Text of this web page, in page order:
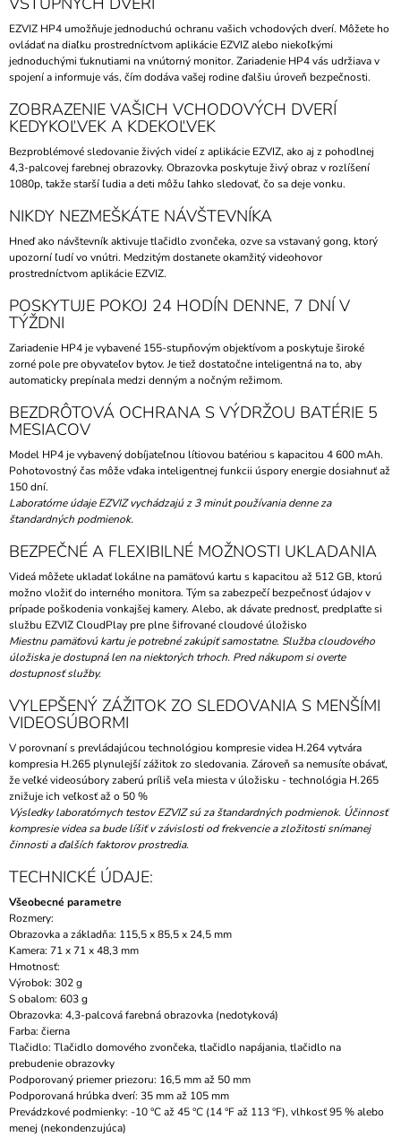
EZVIZ HP4 umožňuje jednoduchú ochranu vašich vchodových dverí. Môžete ho
ovládať na diaľku prostredníctvom aplikácie EZVIZ alebo niekoľkými
jednoduchými ťuknutiami na vnútorný monitor. Zariadenie HP4 vás udržiava v
spojení a informuje vás, čím dodáva vašej rodine ďalšiu úroveň bezpečnosti.
ZOBRAZENIE VAŠICH VCHODOVÝCH DVERÍ
KEDYKOĽVEK A KDEKOĽVEK
Bezproblémové sledovanie živých videí z aplikácie EZVIZ, ako aj z pohodlnej
4,3-palcovej farebnej obrazovky. Obrazovka poskytuje živý obraz v rozlíšení
1080p, takže starší ľudia a deti môžu ľahko sledovať, čo sa deje vonku.
NIKDY NEZMEŠKÁTE NÁVŠTEVNÍKA
Hneď ako návštevník aktivuje tlačidlo zvončeka, ozve sa vstavaný gong, ktorý
upozorní ľudí vo vnútri. Medzitým dostanete okamžitý videohovor
prostredníctvom aplikácie EZVIZ.
POSKYTUJE POKOJ 24 HODÍN DENNE, 7 DNÍ V
TÝŽDNI
Zariadenie HP4 je vybavené 155-stupňovým objektívom a poskytuje široké
zorné pole pre obyvateľov bytov. Je tiež dostatočne inteligentná na to, aby
automaticky prepínala medzi denným a nočným režimom.
BEZDRÔTOVÁ OCHRANA S VÝDRŽOU BATÉRIE 5
MESIACOV
Model HP4 je vybavený dobíjateľnou lítiovou batériou s kapacitou 4 600 mAh.
Pohotovostný čas môže vďaka inteligentnej funkcii úspory energie dosiahnuť až
150 dní.
Laboratórne údaje EZVIZ vychádzajú z 3 minút používania denne za
štandardných podmienok.
BEZPEČNÉ A FLEXIBILNÉ MOŽNOSTI UKLADANIA
Videá môžete ukladať lokálne na pamäťovú kartu s kapacitou až 512 GB, ktorú
možno vložiť do interného monitora. Tým sa zabezpečí bezpečnosť údajov v
prípade poškodenia vonkajšej kamery. Alebo, ak dávate prednosť, predplaťte si
službu EZVIZ CloudPlay pre plne šifrované cloudové úložisko
Miestnu pamäťovú kartu je potrebné zakúpiť samostatne. Služba cloudového
úložiska je dostupná len na niektorých trhoch. Pred nákupom si overte
dostupnosť služby.
VYLEPŠENÝ ZÁŽITOK ZO SLEDOVANIA S MENŠÍMI
VIDEOSÚBORMI
V porovnaní s prevládajúcou technológiou kompresie videa H.264 vytvára
kompresia H.265 plynulejší zážitok zo sledovania. Zároveň sa nemusíte obávať,
že veľké videosúbory zaberú príliš veľa miesta v úložisku - technológia H.265
znižuje ich veľkosť až o 50 %
Výsledky laboratórnych testov EZVIZ sú za štandardných podmienok. Účinnosť
kompresie videa sa bude líšiť v závislosti od frekvencie a zložitosti snímanej
činnosti a ďalších faktorov prostredia.
TECHNICKÉ ÚDAJE:
Všeobecné parametre
Rozmery:
Obrazovka a základňa: 115,5 x 85,5 x 24,5 mm
Kamera: 71 x 71 x 48,3 mm
Hmotnosť:
Výrobok: 302 g
S obalom: 603 g
Obrazovka: 4,3-palcová farebná obrazovka (nedotyková)
Farba: čierna
Tlačidlo: Tlačidlo domového zvončeka, tlačidlo napájania, tlačidlo na
prebudenie obrazovky
Podporovaný priemer priezoru: 16,5 mm až 50 mm
Podporovaná hrúbka dverí: 35 mm až 105 mm
Prevádzkové podmienky: -10 °C až 45 °C (14 °F až 113 °F), vlhkosť 95 % alebo
menej (nekondenzujúca)